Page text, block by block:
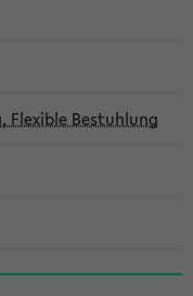
Flexible Bestuhlung